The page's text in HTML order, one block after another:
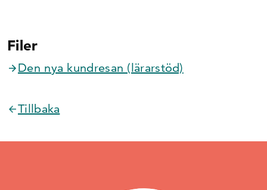
Filer
Den nya kundresan (lärarstöd)
Tillbaka